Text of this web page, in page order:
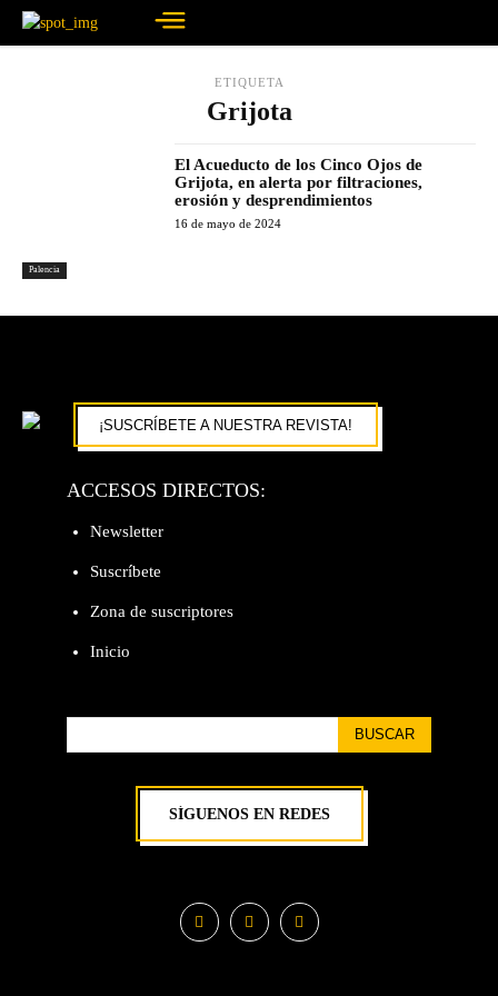
ETIQUETA
Grijota
Palencia
El Acueducto de los Cinco Ojos de
Grijota, en alerta por filtraciones,
erosión y desprendimientos
16 de mayo de 2024
¡SUSCRÍBETE A NUESTRA REVISTA!
ACCESOS DIRECTOS:
Newsletter
Suscríbete
Zona de suscriptores
Inicio
BUSCAR
SÍGUENOS EN REDES